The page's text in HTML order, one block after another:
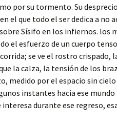
por su tormento. Su
el que todo el ser dedica a no
Sísifo en los infiernos.
el esfuerzo de un cuerpo
se ve el rostro crispado,
la calza, la tensión de los
medido por el espacio sin
instantes hacia ese
durante ese regreso,